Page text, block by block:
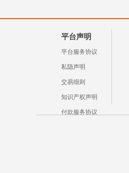
平台声明
平台服务协议
私隐声明
交易细则
知识产权声明
付款服务协议